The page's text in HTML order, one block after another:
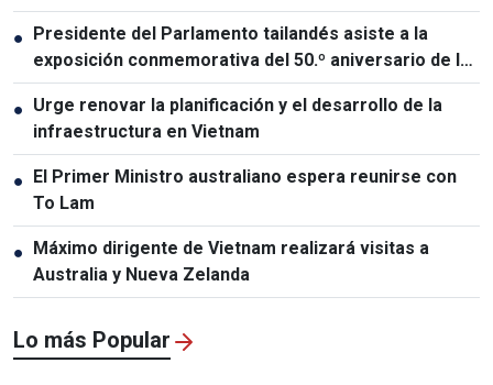
● Presidente del Parlamento tailandés asiste a la
exposición conmemorativa del 50.º aniversario de las
relaciones Vietnam-Tailandia
● Urge renovar la planificación y el desarrollo de la
infraestructura en Vietnam
● El Primer Ministro australiano espera reunirse con
To Lam
● Máximo dirigente de Vietnam realizará visitas a
Australia y Nueva Zelanda
Lo más Popular